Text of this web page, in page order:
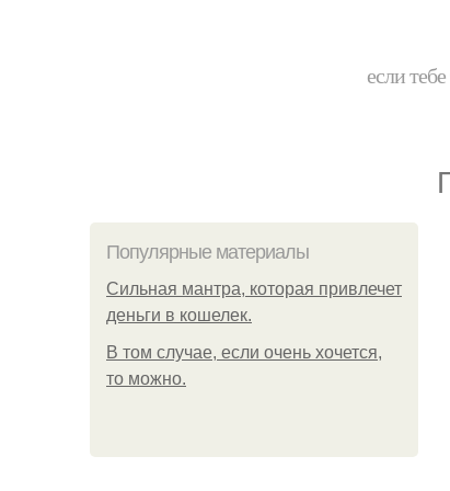
если
Популярные материалы
Сильная мантра, которая привлечет
деньги в кошелек.
В том случае, если очень хочется,
то можно.